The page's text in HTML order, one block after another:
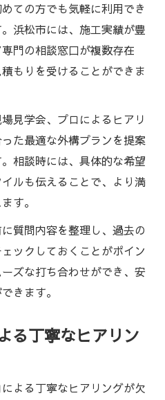
やすさを高める工夫と提
で実現する機能的デザイ
暮らしやすさを徹底追求
サポート活用術
費用を賢く抑える方法
比較とサポートの工夫
えるサポートの選択肢
を高めるサポート活用術
安価なプランを検討
で住まいの価値を高める
アップに繋がる理由
で長持ちする外構を実現
ての方でも気軽に利用でき
浜松市には、施工実績が豊
門の相談窓口が複数存在
もりを受けることができま
見学会、プロによるヒアリ
た最適な外構プランを提案
相談時には、具体的な希望
ルも伝えることで、より満
す。
質問内容を整理し、過去の
ックしておくことがポイン
ズな打ち合わせができ、安
きます。
る丁寧なヒアリン
よる丁寧なヒアリングが欠